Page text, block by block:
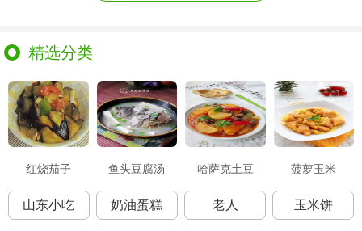
精选分类
红烧茄子 鱼头豆腐汤 哈萨克土豆 菠萝玉米
山东小吃 奶油蛋糕 老人 玉米饼